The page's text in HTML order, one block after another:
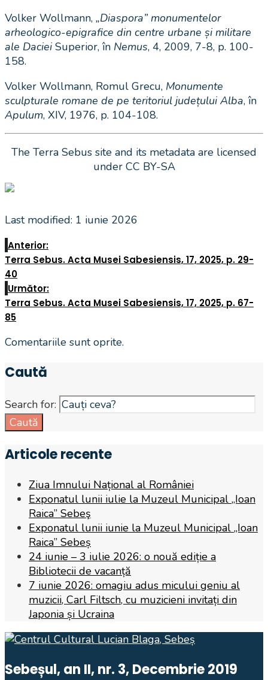
Volker Wollmann, „Diaspora” monumentelor
arheologico-epigrafice din centre urbane și militare
ale DacieiSuperior, în Nemus, 4, 2009, 7-8, p. 100-
158.
Volker Wollmann, Romul Grecu, Monumente
sculpturale romane de pe teritoriul județului Alba, în
Apulum, XIV, 1976, p. 104-108.
The Terra Sebus site and its metadata are licensed
under CC BY-SA
Last modified: 1 iunie 2026
Anterior:
Terra Sebus. Acta Musei Sabesiensis, 17, 2025, p. 29-
40
Următor:
Terra Sebus. Acta Musei Sabesiensis, 17, 2025, p. 67-
85
Comentariile sunt oprite.
Caută
Search for:
Caută
Articole recente
Ziua Imnului Național al României
Exponatul lunii iulie la Muzeul Municipal „Ioan
Raica” Sebeş
Exponatul lunii iunie la Muzeul Municipal „Ioan
Raica” Sebeș
24 iunie – 3 iulie 2026: o nouă ediție a
Bibliotecii de vacanță
7 iunie 2026: omagiu adus micului geniu al
muzicii, Carl Filtsch, cu muzicieni invitați din
Japonia și Ucraina
Sebeșul, an II, nr. 3, Decembrie 2019